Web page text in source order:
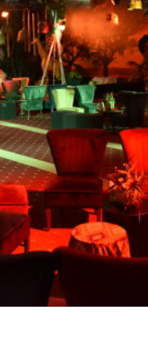
Réalisations
Blog
Contact
English